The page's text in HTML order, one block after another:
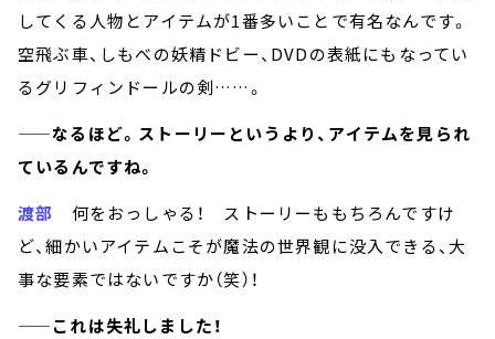
してくる人物とアイテムが1番多いことで有名なんです。
空飛ぶ車、しもべの妖精ドビー、DVDの表紙にもなってい
るグリフィンドールの剣……。
——なるほど。ストーリーというより、アイテムを見られ
ているんですね。
渡部
何をおっしゃる！ ストーリーももちろんですけ
ど、細かいアイテムこそが魔法の世界観に没入できる、大
事な要素ではないですか（笑）！
——これは失礼しました！